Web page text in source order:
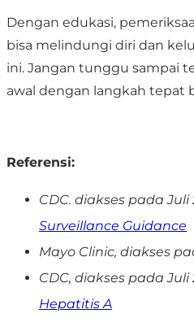
Dengan edukasi,
bisa melindungi diri dan
ini. Jangan tunggu sampai
awal dengan langkah tepat
Referensi:
CDC. diakses pada Juli
Surveillance Guidance
Mayo Clinic, diakses
CDC, diakses pada Juli
Hepatitis A